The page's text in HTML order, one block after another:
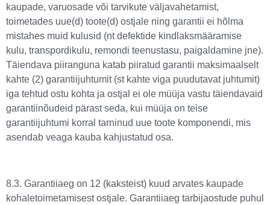
kaupade, varuosade või tarvikute väljavahetamist,
toimetades uue(d) toote(d) ostjale ning garantii ei hõlma
mistahes muid kulusid (nt defektide kindlaksmääramise
kulu, transpordikulu, remondi teenustasu, paigaldamine jne).
Täiendava piiranguna katab piiratud garantii maksimaalselt
kahte (2) garantiijuhtumit (st kahte viga puudutavat juhtumit)
iga tehtud ostu kohta ja ostjal ei ole müüja vastu täiendavaid
garantiinõudeid pärast seda, kui müüja on teise
garantiijuhtumi korral tarninud uue toote komponendi, mis
asendab veaga kauba kahjustatud osa.
8.3. Garantiiaeg on 12 (kaksteist) kuud arvates kaupade
kohaletoimetamisest ostjale. Garantiiaeg tarbijaostude puhul